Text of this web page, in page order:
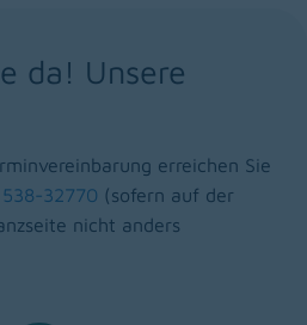
da! Unsere
erreichen Sie
32770 (sofern auf der
nicht anders